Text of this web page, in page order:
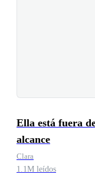
Ella está fuera
alcance
Clara
1.1M leídos